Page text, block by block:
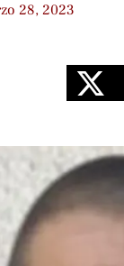
28, 2023